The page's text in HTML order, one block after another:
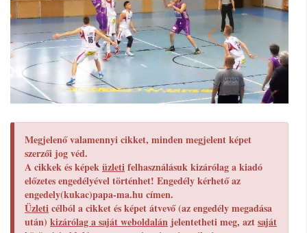
Megjelenő valamennyi cikket, minden megjelent képet
szerzői jog véd.
A cikkek és képeküzletifelhasználásuk kizárólag a kiadó
előzetes engedélyével történhet! Engedély kérhető az
engedely(kukac)papa-ma.hu címen.
Üzleticélból a cikket és képet átvevő (az engedély megadása
után) kizárólag a saját weboldalán jelentetheti meg, aztsaját